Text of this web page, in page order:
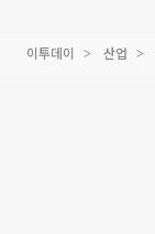
이투데이 산업